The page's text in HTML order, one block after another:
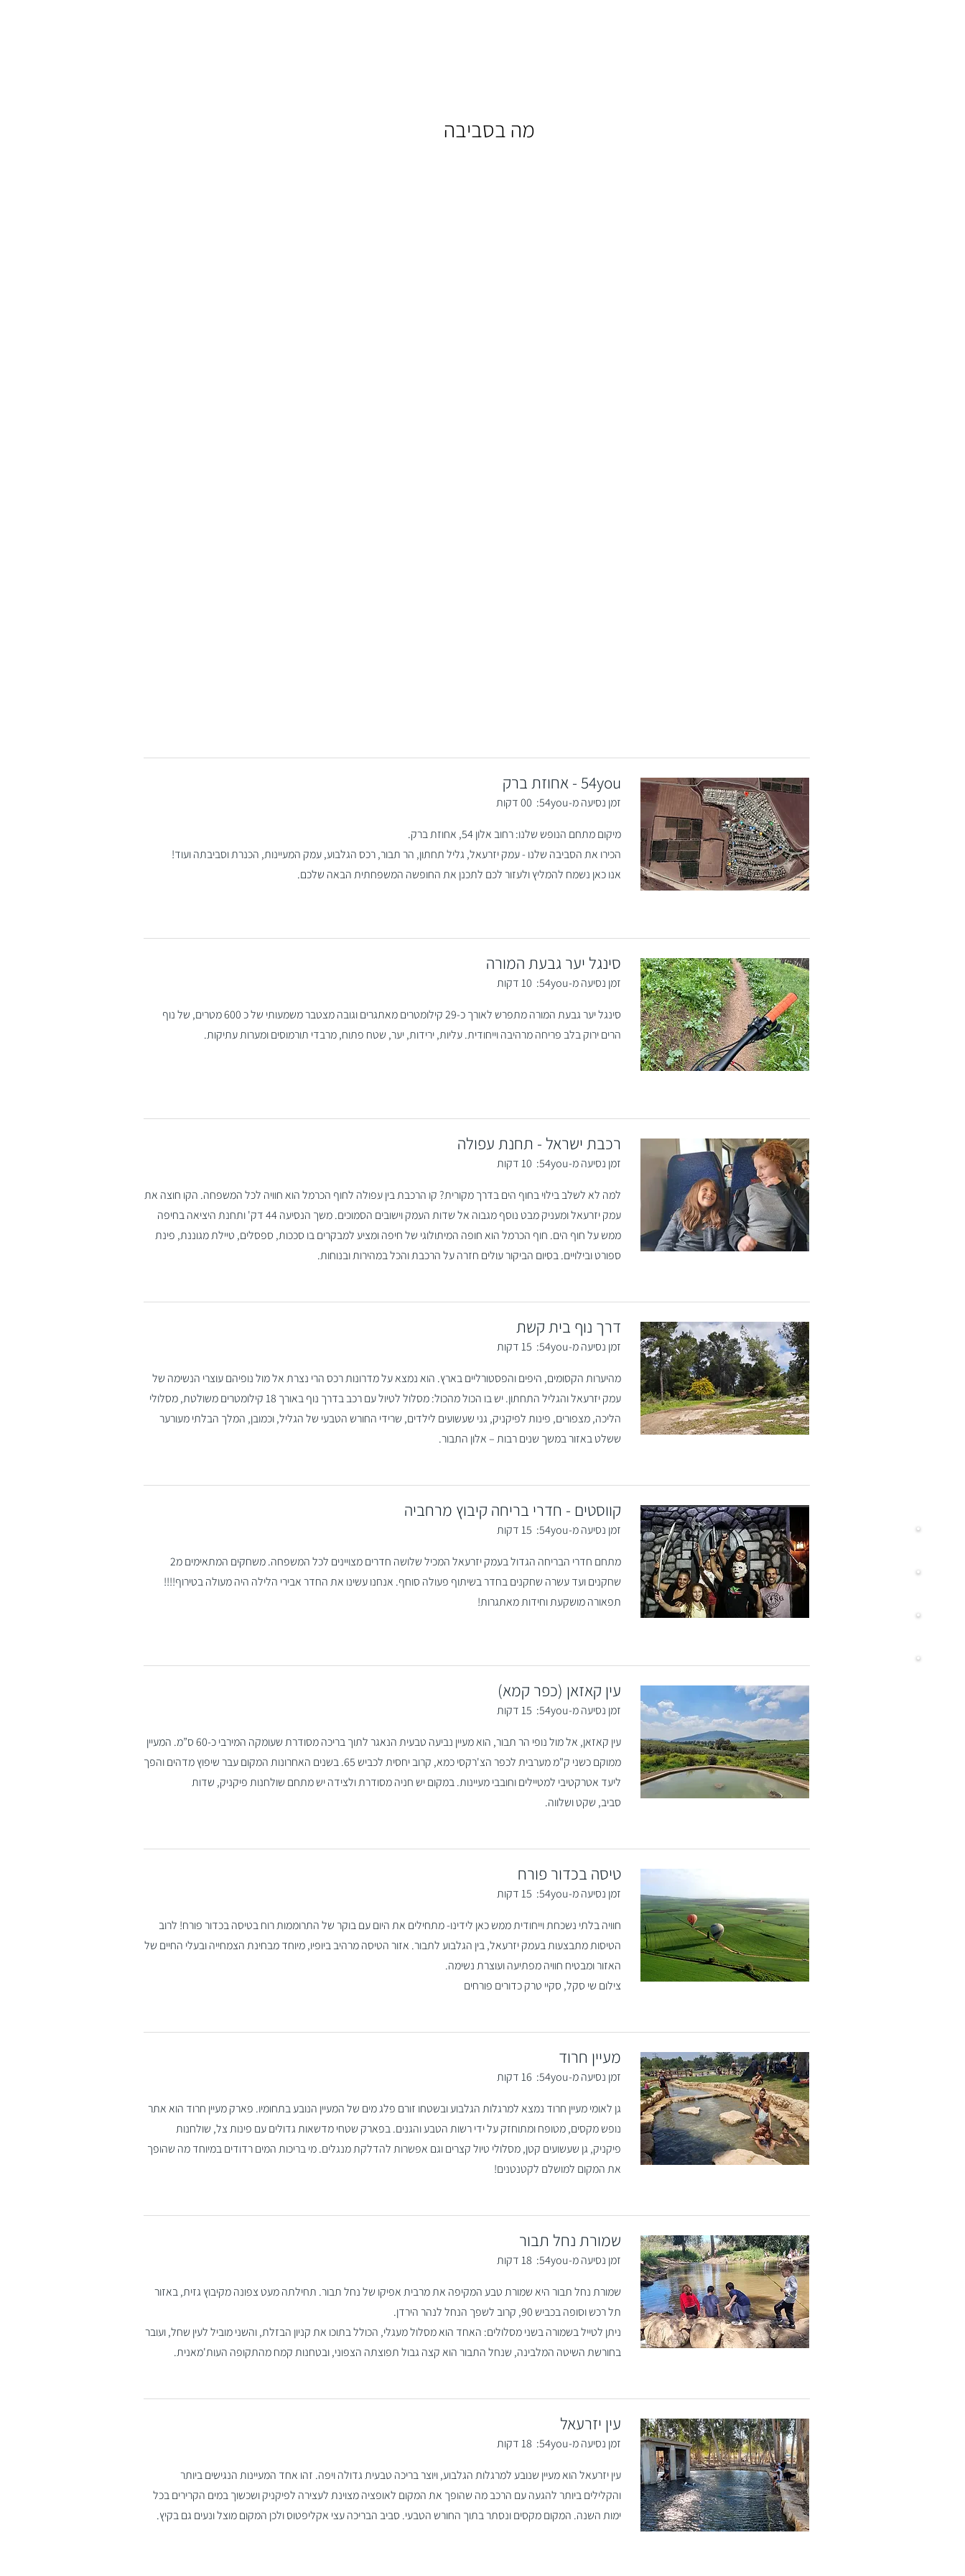
מה בסביבה
54you - אחוזת ברק
00 דקות זמן נסיעה מ-54you:
מיקום מתחם הנופש שלנו: רחוב אלון 54, אחוזת ברק.
הכירו את הסביבה שלנו - עמק יזרעאל, גליל תחתון, הר תבור, רכס הגלבוע, עמק המעיינות, הכנרת וסביבתה ועוד!
אנו כאן נשמח להמליץ ולעזור לכם לתכנן את החופשה המשפחתית הבאה שלכם.
סינגל יער גבעת המורה
10 דקות זמן נסיעה מ-54you:
סינגל יער גבעת המורה מתפרש לאורך כ-29 קילומטרים מאתגרים וגובה מצטבר משמעותי של כ 600 מטרים, של נוף
הרים ירוק בלב פריחה מרהיבה וייחודית. עליות, ירידות, יער, שטח פתוח, מרבדי תורמוסים ומערות עתיקות.
רכבת ישראל - תחנת עפולה
10 דקות זמן נסיעה מ-54you:
למה לא לשלב בילוי בחוף הים בדרך מקורית? קו הרכבת בין עפולה לחוף הכרמל הוא חוויה לכל המשפחה. הקו חוצה את
עמק יזרעאל ומעניק מבט נוסף מגבוה אל שדות העמק וישובים הסמוכים. משך הנסיעה 44 דק' ותחנת היציאה בחיפה
ממש על חוף הים. חוף הכרמל הוא חופה המיתולוגי של חיפה ומציע למבקרים בו סככות, ספסלים, טיילת מגוננת, פינת
ספורט ובילויים. בסיום הביקור עולים חזרה על הרכבת והכל במהירות ובנוחות.
דרך נוף בית קשת
15 דקות זמן נסיעה מ-54you:
מהיערות הקסומים, היפים והפסטורליים בארץ. הוא נמצא על מדרונות רכס הרי נצרת אל מול נופיהם עוצרי הנשימה של
עמק יזרעאל והגליל התחתון. יש בו הכול מהכול: מסלול לטיול עם רכב בדרך נוף באורך 18 קילומטרים משולטת, מסלולי
הליכה, מצפורים, פינות לפיקניק, גני שעשועים לילדים, שרידי החורש הטבעי של הגליל, וכמובן, המלך הבלתי מעורער
ששלט באזור במשך שנים רבות – אלון התבור.
קווסטים - חדרי בריחה קיבוץ מרחביה
15 דקות זמן נסיעה מ-54you:
מתחם חדרי הבריחה הגדול בעמק יזרעאל המכיל שלושה חדרים מצויינים לכל המשפחה. משחקים המתאימים מ2
שחקנים ועד עשרה שחקנים בחדר בשיתוף פעולה סוחף. אנחנו עשינו את החדר אבירי הלילה היה מעולה בטירוף!!!!
תפאורה מושקעת וחידות מאתגרות!
עין קאזאן (כפר קמא)
15 דקות זמן נסיעה מ-54you:
עין קאזאן, אל מול נופי הר תבור, הוא מעיין נביעה טבעית הנאגר לתוך בריכה מסודרת שעומקה המירבי כ-60 ס”מ. המעיין
ממוקם כשני ק"מ מערבית לכפר הצ'רקסי כמא, קרוב יחסית לכביש 65. בשנים האחרונות המקום עבר שיפוץ מדהים והפך
ליעד אטרקטיבי למטיילים וחובבי מעיינות. במקום יש חניה מסודרת ולצידה יש מתחם שולחנות פיקניק, שדות
סביב, שקט ושלווה.
טיסה בכדור פורח
15 דקות זמן נסיעה מ-54you:
חוויה בלתי נשכחת וייחודית ממש כאן לידינו- מתחילים את היום עם בוקר של התרוממות רוח בטיסה בכדור פורח! לרוב
הטיסות מתבצעות בעמק יזרעאל, בין הגלבוע לתבור. אזור הטיסה מרהיב ביופיו, מיוחד מבחינת הצמחייה ובעלי החיים של
האזור ומבטיח חוויה מפתיעה ועוצרת נשימה.
צילום שי סקל, סקיי טרק כדורים פורחים
מעיין חרוד
16 דקות זמן נסיעה מ-54you:
גן לאומי מעיין חרוד נמצא למרגלות הגלבוע ובשטחו זורם פלג מים של המעיין הנובע בתחומיו. פארק מעיין חרוד הוא אתר
נופש מקסים, מטופח ומתוחזק על ידי רשות הטבע והגנים. בפארק שטחי מדשאות גדולים עם פינות צל, שולחנות
פיקניק, גן שעשועים קטן, מסלולי טיול קצרים וגם אפשרות להדלקת מנגלים. מי בריכות המים רדודים במיוחד מה שהופך
את המקום למושלם לקטנטנים!
שמורת נחל תבור
18 דקות זמן נסיעה מ-54you:
שמורת נחל תבור היא שמורת טבע המקיפה את מרבית אפיקו של נחל תבור. תחילתה מעט צפונה מקיבוץ גזית, באזור
תל רכש וסופה בכביש 90, קרוב לשפך הנחל לנהר הירדן.
ניתן לטייל בשמורה בשני מסלולים: האחד הוא מסלול מעגלי, הכולל בתוכו את קניון הבזלת, והשני מוביל לעין שחל, ועובר
בחורשת השיטה המלבינה, שנחל התבור הוא קצה גבול תפוצתה הצפוני, ובטחנות קמח מהתקופה העות'מאנית.
עין יזרעאל
18 דקות זמן נסיעה מ-54you:
עין יזרעאל הוא מעיין שנובע למרגלות הגלבוע, ויוצר בריכה טבעית גדולה ויפה. זהו אחד המעיינות הנגישים ביותר
והקלילים ביותר להגעה עם הרכב מה שהופך את המקום לאופציה מצוינת לעצירה לפיקניק ושכשוך במים הקרירים בכל
ימות השנה. המקום מקסים ונסתר בתוך החורש הטבעי. סביב הבריכה עצי אקליפטוס ולכן המקום מוצל ונעים גם בקיץ.